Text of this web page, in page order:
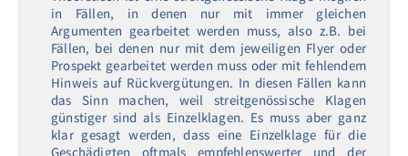
in Fällen, in denen nur mit immer gleichen
Argumenten gearbeitet werden muss, also z.B. bei
Fällen, bei denen nur mit dem jeweiligen Flyer oder
Prospekt gearbeitet werden muss oder mit fehlendem
Hinweis auf Rückvergütungen. In diesen Fällen kann
das Sinn machen, weil streitgenössische Klagen
günstiger sind als Einzelklagen. Es muss aber ganz
klar gesagt werden, dass eine Einzelklage für die
Geschädigten oftmals empfehlenswerter und der